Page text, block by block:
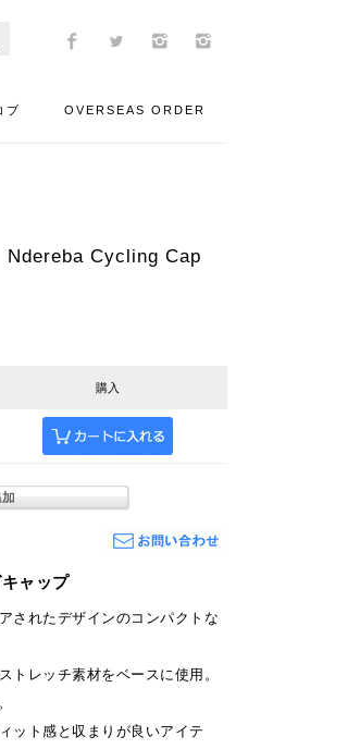
ブ OVERSEAS ORDER
Cycling Cap
購入
ャップ
されたデザインのコンパクトな
トレッチ素材をベースに使用。
ット感と収まりが良いアイテ